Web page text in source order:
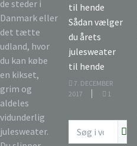
de steder i
Danmark eller
det tætte
udland, hvor
du kan købe
en kikset,
grim og
aldeles
vidunderlig
julesweater.
Sådan vælger
du årets
julesweater
til hende
7. DECEMBER
2017
1